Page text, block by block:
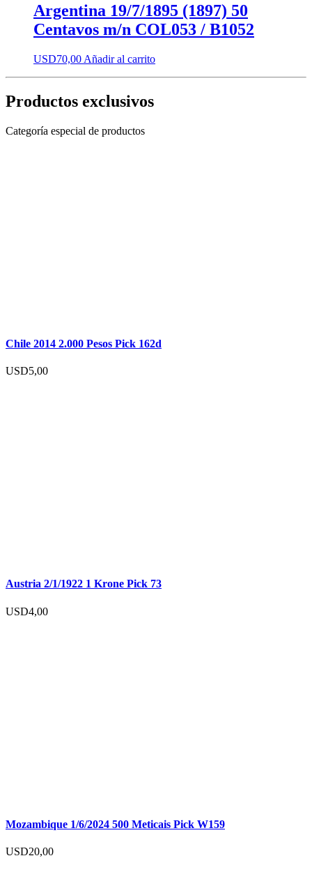
Argentina 19/7/1895 (1897) 50
Centavos m/n COL053 / B1052
USD70,00 Añadir al carrito
Productos exclusivos
Categoría especial de productos
Chile 2014 2.000 Pesos Pick 162d
USD5,00
Austria 2/1/1922 1 Krone Pick 73
USD4,00
Mozambique 1/6/2024 500 Meticais Pick W159
USD20,00